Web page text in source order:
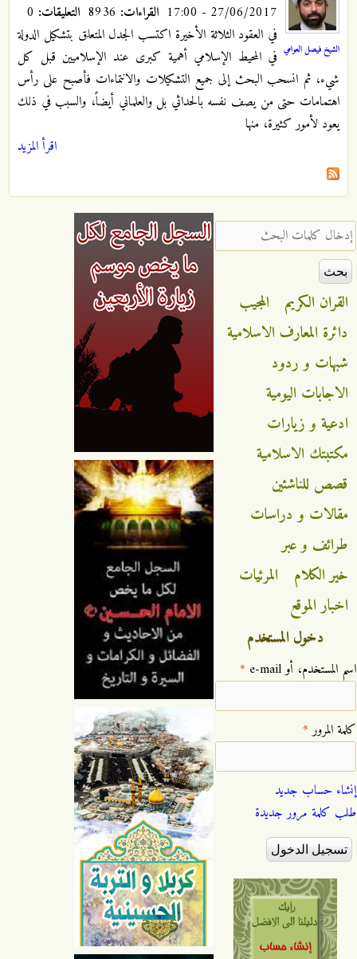
الشيخ فيصل العوامي
27/06/2017 - 17:00 القراءات: التعليقات:
في العقود الثلاثة الأخيرة اكتسب الجدل المتعلق بتشكيل الدولة
في المحيط الإسلامي أهمية كبرى عند الإسلاميين قبل كل
شيء، ثم انسحب البحث إلى جميع التشكيلات والانتماءات فأصبح على رأس
اهتمامات حتى من يصف نفسه بالحداثي بل والعلماني أيضاً، والسبب في ذلك
يعود لأمور كثيرة، منها
اقرأ المزيد
‏إدخال كلمات البحث ‏
القران الكريم
المجيب
دائرة المعارف الاسلامية
شبهات و ردود
الاجابات اليومية
ادعية و زيارات
مكتبتك الاسلامية
قصص للناشئين
مقالات و دراسات
طرائف و عبر
خير الكلام
المرئيات
اخبار الموقع
دخول المستخدم
‏اسم المستخدم، أو e-mail ‏ *
‏كلمة المرور ‏*
إنشاء حساب جديد
طلب كلمة مرور جديدة